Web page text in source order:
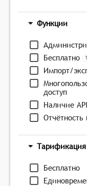
Функции
Бесплатно
Импорт/
доступ
Наличие API
Тарификация
Бесплатно